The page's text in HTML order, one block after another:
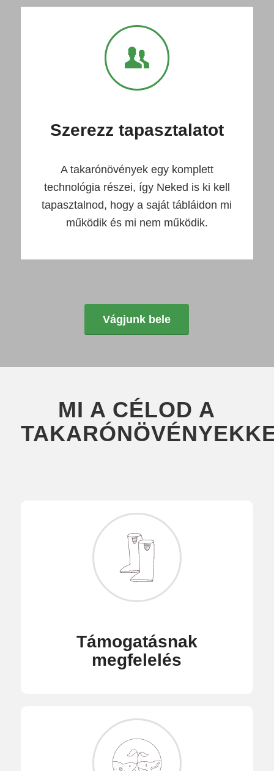
Szerezz tapasztalatot
A takarónövények egy komplett
technológia részei, így Neked is ki kell
tapasztalnod, hogy a saját tábláidon mi
működik és mi nem működik.
Vágjunk bele
MI A CÉLOD A
Támogatásnak
megfelelés